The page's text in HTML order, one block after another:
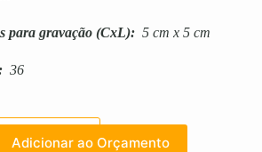
para gravação (CxL): 5 cm x 5 cm
36
Adicionar ao Orçamento